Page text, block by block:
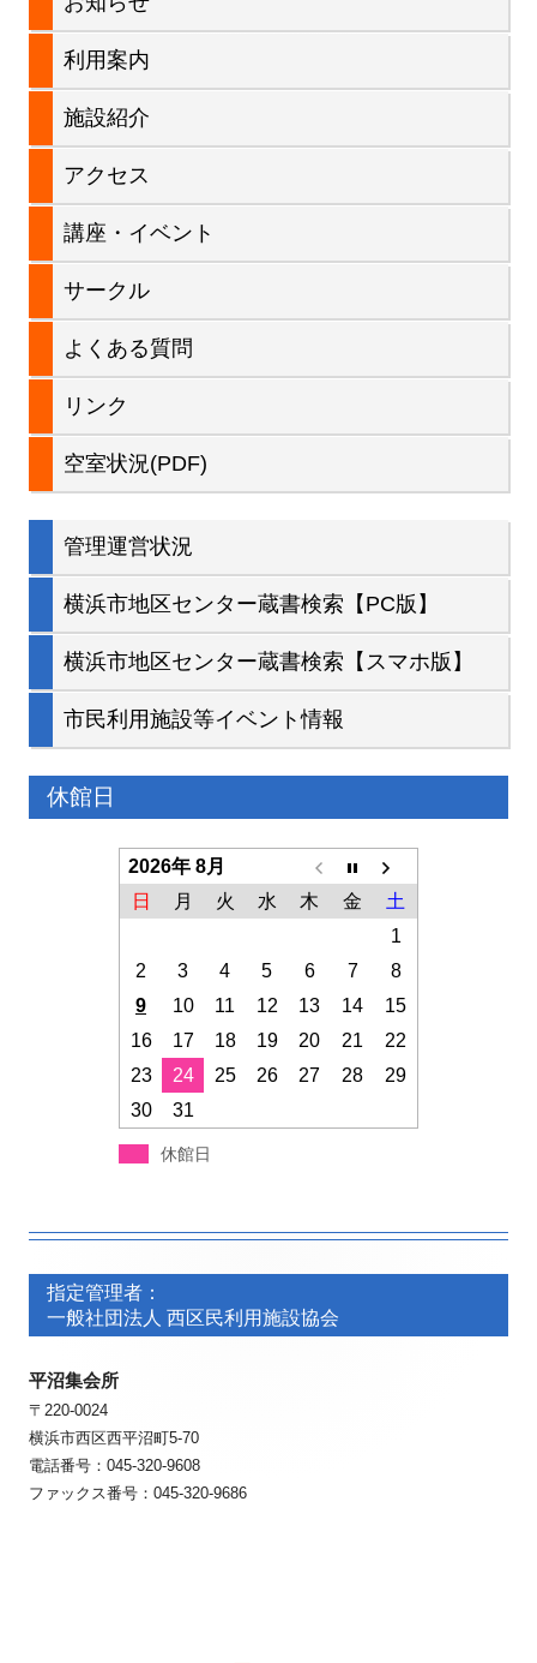
サ
イ
ド
バ
利用案内
施設紹介
アクセス
講座・イベント
サークル
よくある質問
リンク
空室状況(PDF)
管理運営状況
横浜市地区センター蔵書検索【PC版】
横浜市地区センター蔵書検索【スマホ版】
市民利用施設等イベント情報
休館日
2026年 8月
日
月 火 水 木 金
土
1
2
3 4 5 6 7
8
9
10 11 12 13 14
15
16
17 18 19 20 21
22
23
24 25 26 27 28
29
30
31
休館日
ッ
タ
ー・
コ
ン
テ
ッ
タ
ー・
コ
ン
指定管理者：
一般社団法人 西区民利用施設協会
平沼集会所
〒220-0024
横浜市西区西平沼町5-70
電話番号：045-320-9608
ファックス番号：045-320-9686